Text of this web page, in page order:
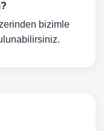
bizimle